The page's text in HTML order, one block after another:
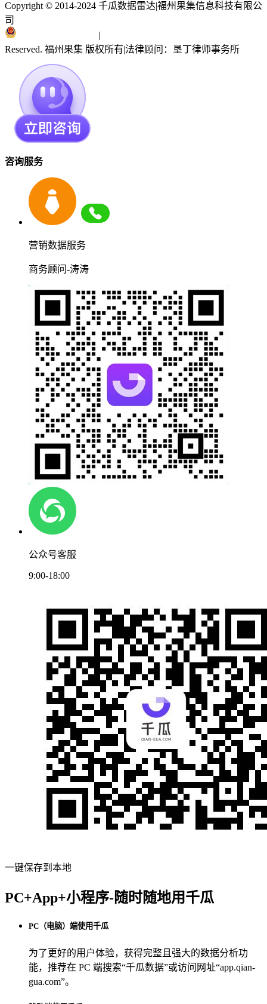
Copyright © 2014-2024 千瓜数据雷达|福州果集信息科技有限公
司
|
Reserved. 福州果集 版权所有|法律顾问：垦丁律师事务所
咨询服务
营销数据服务
商务顾问-涛涛
公众号客服
9:00-18:00
一键保存到本地
PC+App+小程序-随时随地用千瓜
PC（电脑）端使用千瓜
为了更好的用户体验，获得完整且强大的数据分析功
能，推荐在 PC 端搜索“千瓜数据”或访问网址“app.qian-
gua.com”。